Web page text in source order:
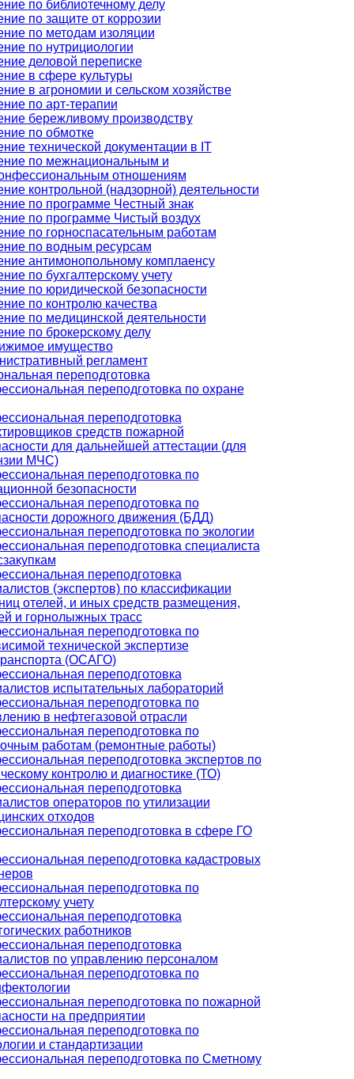
по библиотечному делу
по защите от коррозии
по методам изоляции
по нутрициологии
деловой переписке
в сфере культуры
в агрономии и сельском хозяйстве
по арт-терапии
бережливому производству
по обмотке
технической документации в IT
по межнациональным и
отношениям
контрольной (надзорной) деятельности
по программе Честный знак
по программе Чистый воздух
по горноспасательным работам
по водным ресурсам
антимонопольному комплаенсу
по бухгалтерскому учету
по юридической безопасности
по контролю качества
по медицинской деятельности
по брокерскому делу
имущество
регламент
переподготовка
переподготовка по охране
переподготовка
средств пожарной
для дальнейшей аттестации (для
МЧС)
переподготовка по
безопасности
переподготовка по
дорожного движения (БДД)
переподготовка по экологии
переподготовка специалиста
переподготовка
(экспертов) по классификации
отелей, и иных средств размещения,
и горнолыжных трасс
переподготовка по
технической экспертизе
(ОСАГО)
переподготовка
испытательных лабораторий
переподготовка по
в нефтегазовой отрасли
переподготовка по
работам (ремонтные работы)
переподготовка экспертов по
контролю и диагностике (ТО)
переподготовка
операторов по утилизации
отходов
переподготовка в сфере ГО
переподготовка кадастровых
переподготовка по
учету
переподготовка
работников
переподготовка
по управлению персоналом
переподготовка по
переподготовка по пожарной
на предприятии
переподготовка по
и стандартизации
переподготовка по Сметному